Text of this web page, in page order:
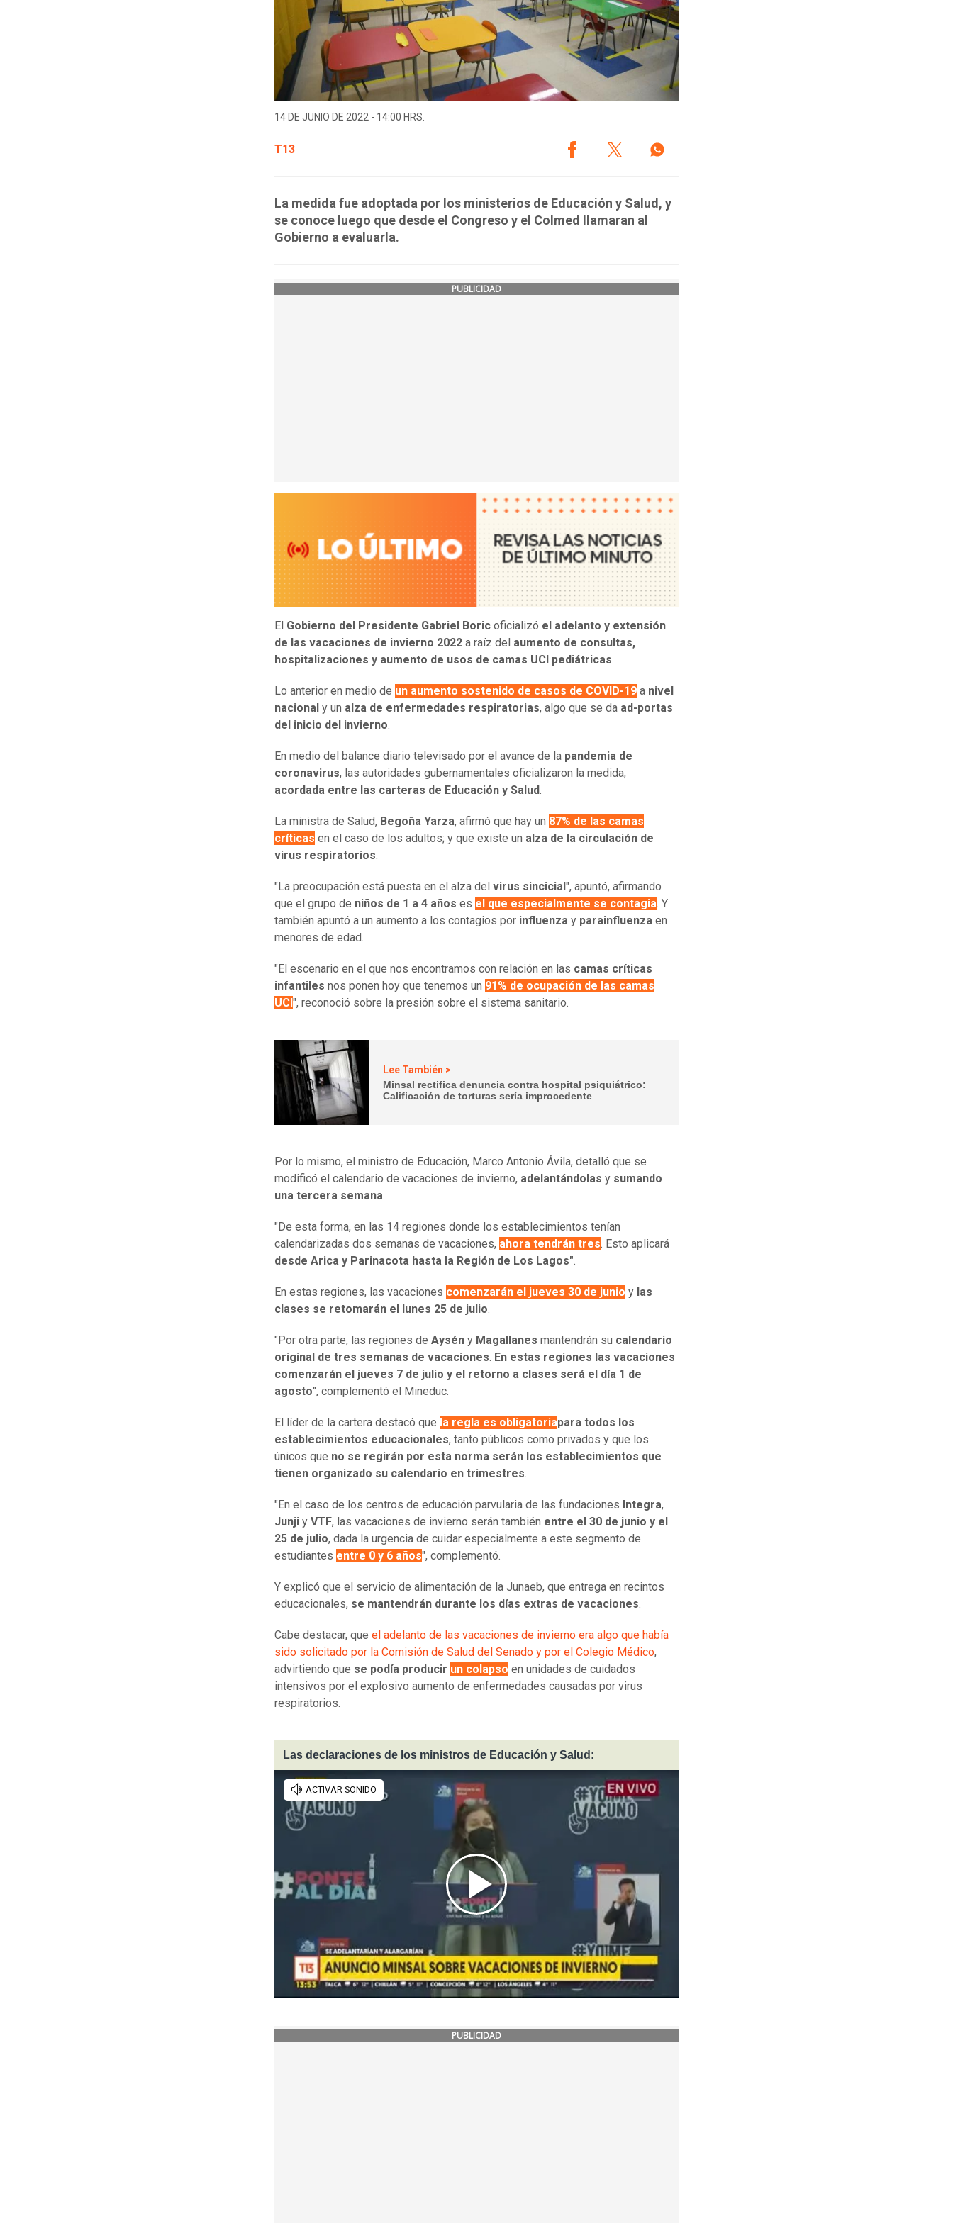
14 DE JUNIO DE 2022 - 14:00 HRS.
T13
La medida fue adoptada por los ministerios de Educación y Salud, y
se conoce luego que desde el Congreso y el Colmed llamaran al
Gobierno a evaluarla.
PUBLICIDAD
El Gobierno del Presidente Gabriel Boric oficializó el adelanto y extensión
de las vacaciones de invierno 2022 a raíz del aumento de consultas,
hospitalizaciones y aumento de usos de camas UCI pediátricas.
Lo anterior en medio de un aumento sostenido de casos de COVID-19 a nivel
nacional y un alza de enfermedades respiratorias, algo que se da ad-portas
del inicio del invierno.
En medio del balance diario televisado por el avance de la pandemia de
coronavirus, las autoridades gubernamentales oficializaron la medida,
acordada entre las carteras de Educación y Salud.
La ministra de Salud, Begoña Yarza, afirmó que hay un 87% de las camas
críticas en el caso de los adultos; y que existe un alza de la circulación de
virus respiratorios.
"La preocupación está puesta en el alza del virus sincicial ", apuntó, afirmando
que el grupo de niños de 1 a 4 años es el que especialmente se contagia. Y
también apuntó a un aumento a los contagios por influenza y parainfluenza en
menores de edad.
"El escenario en el que nos encontramos con relación en las camas críticas
infantiles nos ponen hoy que tenemos un 91% de ocupación de las camas
UCI ", reconoció sobre la presión sobre el sistema sanitario.
Lee También >
Minsal rectifica denuncia contra hospital psiquiátrico:
Calificación de torturas sería improcedente
Por lo mismo, el ministro de Educación, Marco Antonio Ávila, detalló que se
modificó el calendario de vacaciones de invierno, adelantándolas y sumando
una tercera semana.
"De esta forma, en las 14 regiones donde los establecimientos tenían
calendarizadas dos semanas de vacaciones, ahora tendrán tres. Esto aplicará
desde Arica y Parinacota hasta la Región de Los Lagos".
En estas regiones, las vacaciones comenzarán el jueves 30 de junio y las
clases se retomarán el lunes 25 de julio.
"Por otra parte, las regiones de Aysén y Magallanes mantendrán su calendario
original de tres semanas de vacaciones. En estas regiones las vacaciones
comenzarán el jueves 7 de julio y el retorno a clases será el día 1 de
agosto", complementó el Mineduc.
El líder de la cartera destacó que la regla es obligatoriapara todos los
establecimientos educacionales, tanto públicos como privados y que los
únicos que no se regirán por esta norma serán los establecimientos que
tienen organizado su calendario en trimestres.
"En el caso de los centros de educación parvularia de las fundaciones Integra,
Junji y VTF, las vacaciones de invierno serán también entre el 30 de junio y el
25 de julio, dada la urgencia de cuidar especialmente a este segmento de
estudiantes entre 0 y 6 años", complementó.
Y explicó que el servicio de alimentación de la Junaeb, que entrega en recintos
educacionales, se mantendrán durante los días extras de vacaciones.
Cabe destacar, que el adelanto de las vacaciones de invierno era algo que había
sido solicitado por la Comisión de Salud del Senado y por el Colegio Médico,
advirtiendo que se podía producir un colapso en unidades de cuidados
intensivos por el explosivo aumento de enfermedades causadas por virus
respiratorios.
Las declaraciones de los ministros de Educación y Salud:
PUBLICIDAD